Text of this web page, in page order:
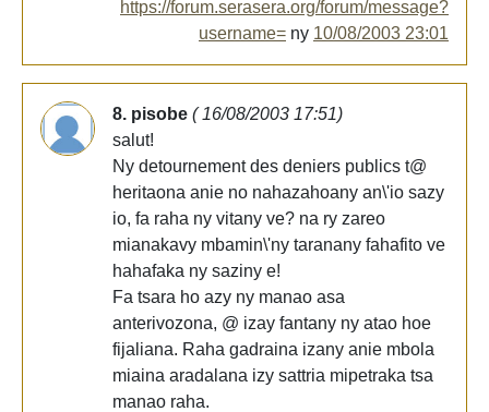
https://forum.serasera.org/forum/message?
username= ny 10/08/2003 23:01
8. pisobe ( 16/08/2003 17:51)
salut!
Ny detournement des deniers publics t@
heritaona anie no nahazahoany an\'io sazy
io, fa raha ny vitany ve? na ry zareo
mianakavy mbamin\'ny taranany fahafito ve
hahafaka ny saziny e!
Fa tsara ho azy ny manao asa
anterivozona, @ izay fantany ny atao hoe
fijaliana. Raha gadraina izany anie mbola
miaina aradalana izy sattria mipetraka tsa
manao raha.